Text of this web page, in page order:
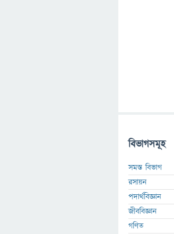
বিভাগসমূহ
সমস্ত বিভাগ
রসায়ন
পদার্থবিজ্ঞান
জীববিজ্ঞান
গণিত